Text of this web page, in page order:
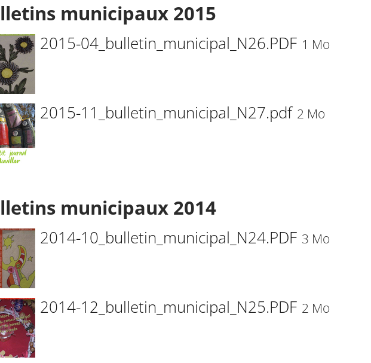
municipaux 2015
2015-04_bulletin_municipal_N26.PDF 1 Mo
2015-11_bulletin_municipal_N27.pdf 2 Mo
municipaux 2014
2014-10_bulletin_municipal_N24.PDF 3 Mo
2014-12_bulletin_municipal_N25.PDF 2 Mo